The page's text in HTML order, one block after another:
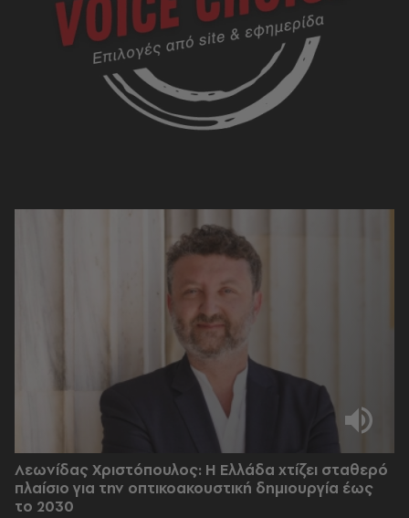
Λεωνίδας Χριστόπουλος: Η Ελλάδα χτίζει σταθερό
πλαίσιο για την οπτικοακουστική δημιουργία έως
το 2030